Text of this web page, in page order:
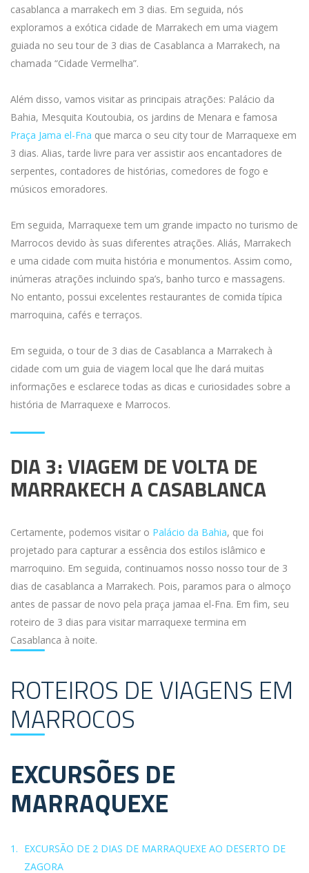
casablanca a marrakech em 3 dias. Em seguida, nós
exploramos a exótica cidade de Marrakech em uma viagem
guiada no seu tour de 3 dias de Casablanca a Marrakech, na
chamada “Cidade Vermelha”.
Além disso, vamos visitar as principais atrações: Palácio da
Bahia, Mesquita Koutoubia, os jardins de Menara e famosa
Praça Jama el-Fna que marca o seu city tour de Marraquexe em
3 dias. Alias, tarde livre para ver assistir aos encantadores de
serpentes, contadores de histórias, comedores de fogo e
músicos emoradores.
Em seguida, Marraquexe tem um grande impacto no turismo de
Marrocos devido às suas diferentes atrações. Aliás, Marrakech
e uma cidade com muita história e monumentos. Assim como,
inúmeras atrações incluindo spa’s, banho turco e massagens.
No entanto, possui excelentes restaurantes de comida típica
marroquina, cafés e terraços.
Em seguida, o tour de 3 dias de Casablanca a Marrakech à
cidade com um guia de viagem local que lhe dará muitas
informações e esclarece todas as dicas e curiosidades sobre a
história de Marraquexe e Marrocos.
DIA 3: VIAGEM DE VOLTA DE
MARRAKECH A CASABLANCA
Certamente, podemos visitar o Palácio da Bahia, que foi
projetado para capturar a essência dos estilos islâmico e
marroquino. Em seguida, continuamos nosso nosso tour de 3
dias de casablanca a Marrakech. Pois, paramos para o almoço
antes de passar de novo pela praça jamaa el-Fna. Em fim, seu
roteiro de 3 dias para visitar marraquexe termina em
Casablanca à noite.
ROTEIROS DE VIAGENS EM
MARROCOS
EXCURSÕES DE
MARRAQUEXE
EXCURSÃO DE 2 DIAS DE MARRAQUEXE AO DESERTO DE
ZAGORA